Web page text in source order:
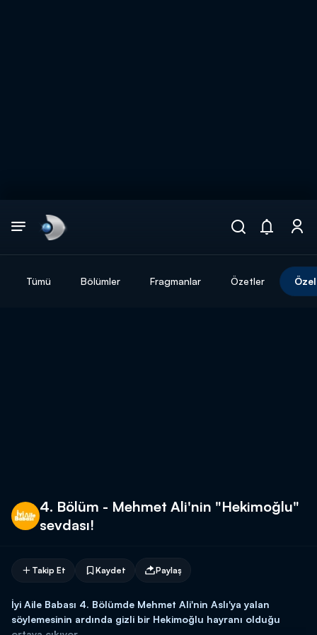
Tümü Bölümler Fragmanlar Özetler
4. Bölüm - Mehmet Ali'nin "Hekimoğlu"
sevdası!
Takip Et Kaydet Paylaş
İyi Aile Babası 4. Bölümde Mehmet Ali'nin Aslı'ya yalan
söylemesinin ardında gizli bir Hekimoğlu hayranı olduğu